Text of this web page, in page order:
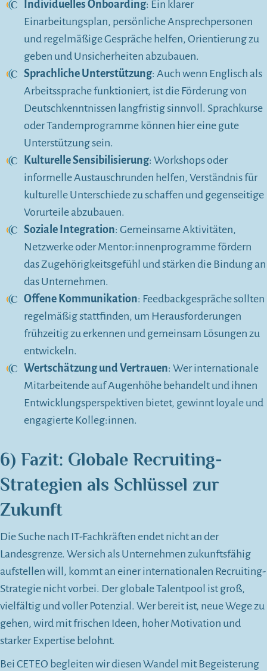
Individuelles Onboarding: Ein klarer
Einarbeitungsplan, persönliche Ansprechpersonen
und regelmäßige Gespräche helfen, Orientierung zu
geben und Unsicherheiten abzubauen.
Sprachliche Unterstützung: Auch wenn Englisch als
Arbeitssprache funktioniert, ist die Förderung von
Deutschkenntnissen langfristig sinnvoll. Sprachkurse
oder Tandemprogramme können hier eine gute
Unterstützung sein.
Kulturelle Sensibilisierung: Workshops oder
informelle Austauschrunden helfen, Verständnis für
kulturelle Unterschiede zu schaffen und gegenseitige
Vorurteile abzubauen.
Soziale Integration: Gemeinsame Aktivitäten,
Netzwerke oder Mentor:innenprogramme fördern
das Zugehörigkeitsgefühl und stärken die Bindung an
das Unternehmen.
Offene Kommunikation: Feedbackgespräche sollten
regelmäßig stattfinden, um Herausforderungen
frühzeitig zu erkennen und gemeinsam Lösungen zu
entwickeln.
Wertschätzung und Vertrauen: Wer internationale
Mitarbeitende auf Augenhöhe behandelt und ihnen
Entwicklungsperspektiven bietet, gewinnt loyale und
engagierte Kolleg:innen.
6) Fazit: Globale Recruiting-
Strategien als Schlüssel zur
Zukunft
Die Suche nach IT-Fachkräften endet nicht an der
Landesgrenze. Wer sich als Unternehmen zukunftsfähig
aufstellen will, kommt an einer internationalen Recruiting-
Strategie nicht vorbei. Der globale Talentpool ist groß,
vielfältig und voller Potenzial. Wer bereit ist, neue Wege zu
gehen, wird mit frischen Ideen, hoher Motivation und
starker Expertise belohnt.
Bei CETEO begleiten wir diesen Wandel mit Begeisterung